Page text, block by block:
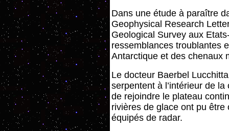
Dans une étude à paraître
Geophysical Research
Geological Survey aux
ressemblances troublantes
Antarctique et des chenaux
Le docteur Baerbel
serpentent à l’intérieur de
de rejoindre le plateau
rivières de glace ont pu
équipés de radar.